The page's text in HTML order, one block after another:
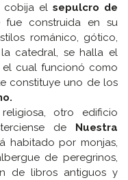
cobija el sepulcro de
construida en su
románico, gótico,
catedral, se halla el
el cual funcionó como
constituye uno de los
otro edificio
de Nuestra
habitado por monjas,
de peregrinos,
de libros antiguos y